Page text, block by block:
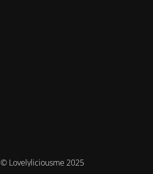
© Lovelyliciousme 2025